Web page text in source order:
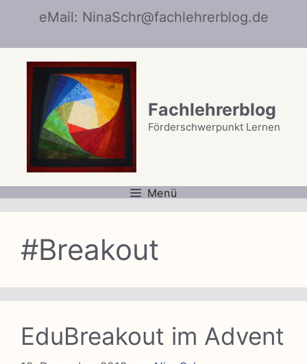
eMail: NinaSchr@fachlehrerblog.de
Fachlehrerblog
Förderschwerpunkt Lernen
Menü
#Breakout
EduBreakout im Advent